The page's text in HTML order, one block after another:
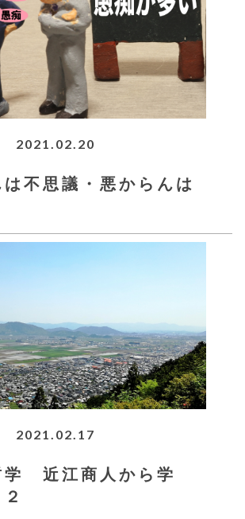
2021.02.20
不思議・悪からんは
2021.02.17
学 近江商人から学